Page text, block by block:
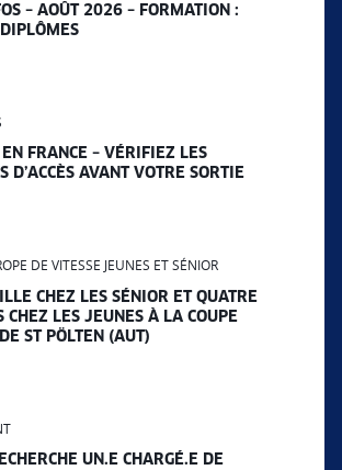
– AOÛT 2026 – FORMATION :
EN FRANCE – VÉRIFIEZ LES
D’ACCÈS AVANT VOTRE SORTIE
DE VITESSE JEUNES ET SÉNIOR
CHEZ LES SÉNIOR ET QUATRE
CHEZ LES JEUNES À LA COUPE
ST PÖLTEN (AUT)
UN.E CHARGÉ.E DE